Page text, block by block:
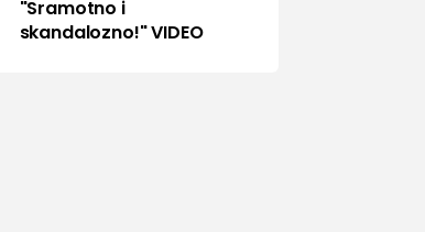
"Sramotno i
skandalozno!" VIDEO